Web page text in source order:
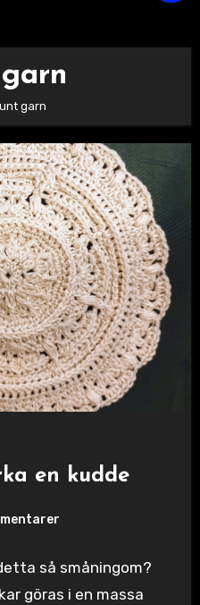
garn
en kudde
så småningom?
göras i en massa